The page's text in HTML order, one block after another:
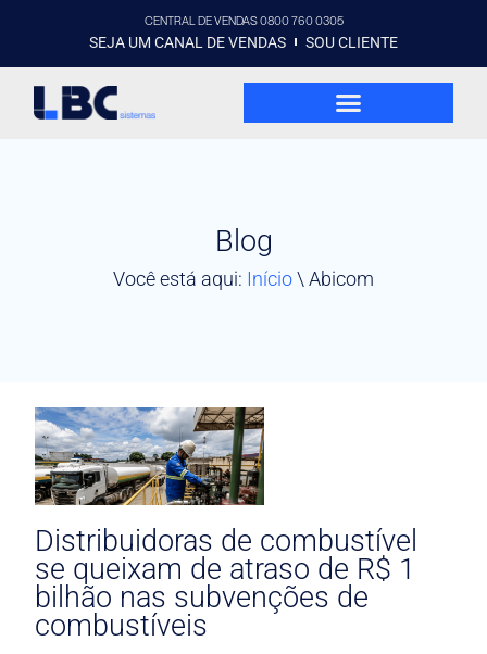
CENTRAL DE VENDAS 0800 760 0305
SEJA UM CANAL DE VENDAS SOU CLIENTE
Blog
Você está aqui: Início\ Abicom
Distribuidoras de combustível
se queixam de atraso de R$ 1
bilhão nas subvenções de
combustíveis